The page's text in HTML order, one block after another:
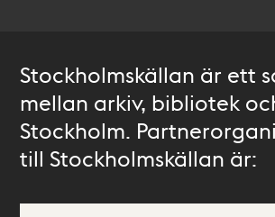
Stockholmskällan är ett
mellan arkiv, bibliotek
Stockholm.
till Stockholmskällan är: